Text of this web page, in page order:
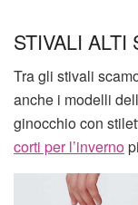
STIVALI ALTI
Tra gli stivali
anche i modelli
ginocchio con
corti per l’inverno